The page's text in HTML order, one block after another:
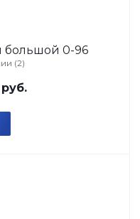
большой 0-96
(2)